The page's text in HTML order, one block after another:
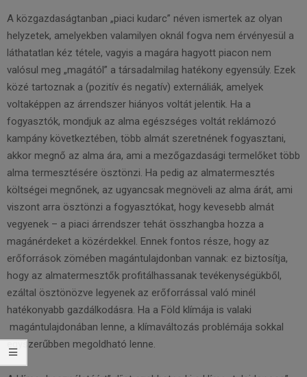
A közgazdaságtanban „piaci kudarc” néven ismertek az olyan
helyzetek, amelyekben valamilyen oknál fogva nem érvényesül a
láthatatlan kéz tétele, vagyis a magára hagyott piacon nem
valósul meg „magától” a társadalmilag hatékony egyensúly. Ezek
közé tartoznak a (pozitív és negatív) externáliák, amelyek
voltaképpen az árrendszer hiányos voltát jelentik. Ha a
fogyasztók, mondjuk az alma egészséges voltát reklámozó
kampány következtében, több almát szeretnének fogyasztani,
akkor megnő az alma ára, ami a mezőgazdasági termelőket több
alma termesztésére ösztönzi. Ha pedig az almatermesztés
költségei megnőnek, az ugyancsak megnöveli az alma árát, ami
viszont arra ösztönzi a fogyasztókat, hogy kevesebb almát
vegyenek – a piaci árrendszer tehát összhangba hozza a
magánérdeket a közérdekkel. Ennek fontos része, hogy az
erőforrások zömében magántulajdonban vannak: ez biztosítja,
hogy az almatermesztők profitálhassanak tevékenységükből,
ezáltal ösztönözve legyenek az erőforrással való minél
hatékonyabb gazdálkodásra. Ha a Föld klímája is valaki
magántulajdonában lenne, a klímaváltozás problémája sokkal
egyszerűbben megoldható lenne.